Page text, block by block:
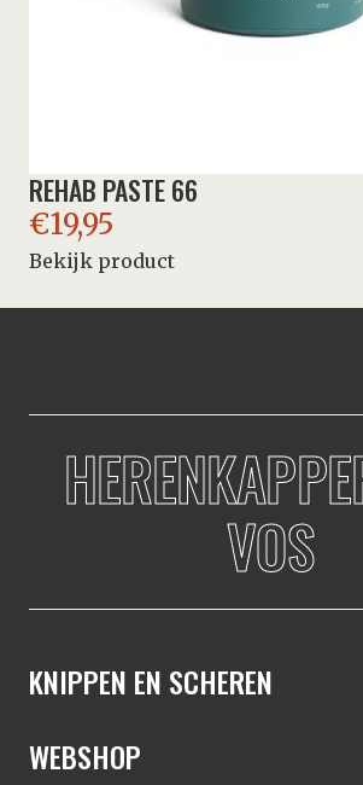
REHAB PASTE 66
€19,95
Bekijk product
VOS
KNIPPEN EN SCHEREN
WEBSHOP